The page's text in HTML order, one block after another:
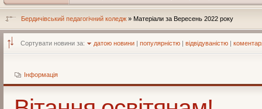
Бердичівський педагогічний коледж » Матеріали за Вересень 2022 року
Сортувати новини за: датою новини | популярністю | відвідуваністю |
Інформація